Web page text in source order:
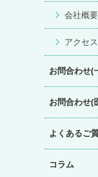
会社概
アクセス
お問合わせ(
お問合わせ(
よくあるご
コラム